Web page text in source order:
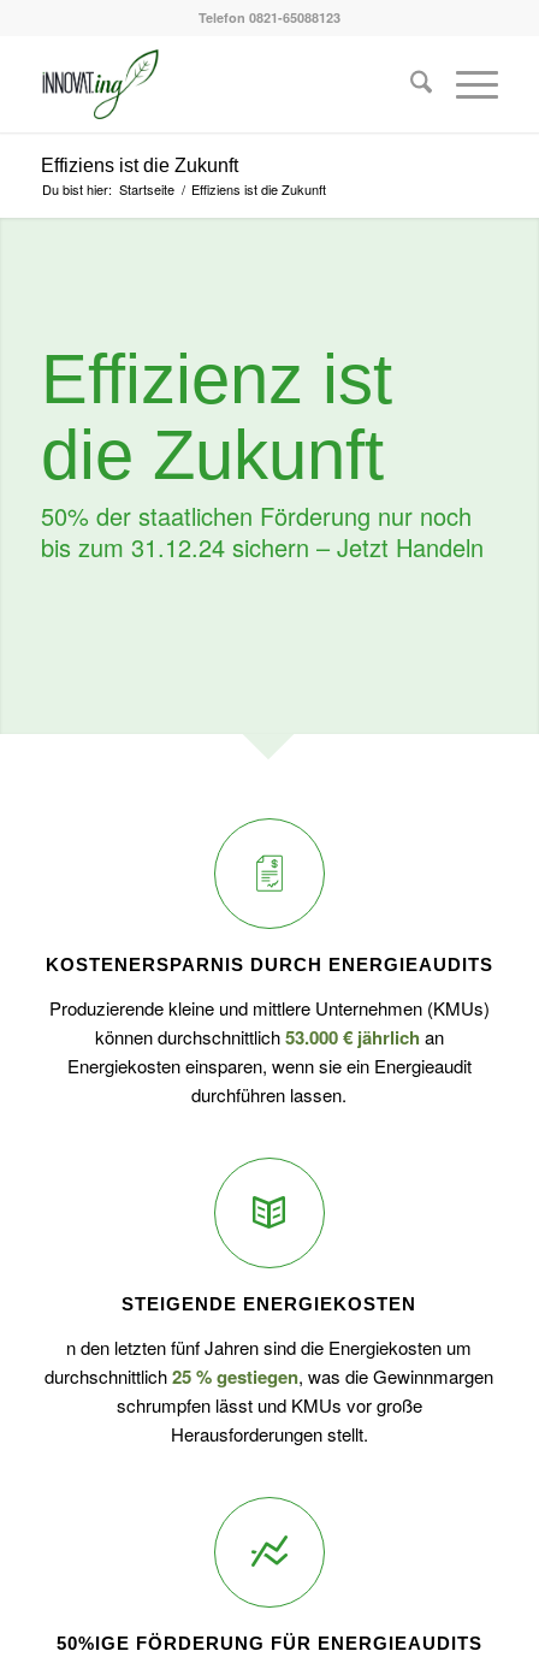
Telefon 0821-65088123
Effiziens ist die Zukunft
Du bist hier: Startseite / Effiziens ist die Zukunft
Effizienz ist
die Zukunft
50% der staatlichen Förderung nur noch
bis zum 31.12.24 sichern – Jetzt Handeln
KOSTENERSPARNIS DURCH ENERGIEAUDITS
Produzierende kleine und mittlere Unternehmen (KMUs)
können durchschnittlich53.000 € jährlich an
Energiekosten einsparen, wenn sie ein Energieaudit
durchführen lassen.
STEIGENDE ENERGIEKOSTEN
n den letzten fünf Jahren sind die Energiekosten um
durchschnittlich25 % gestiegen, was die Gewinnmargen
schrumpfen lässt und KMUs vor große
Herausforderungen stellt.
50%IGE FÖRDERUNG FÜR ENERGIEAUDITS